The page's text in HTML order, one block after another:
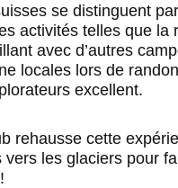
se distinguent
activités telles que
avec d’autres
locales lors de
excellent.
rehausse cette
les glaciers pour